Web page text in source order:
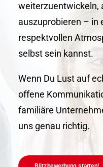
weiterzuentwickeln,
auszuprobieren – in
respektvollen
selbst sein kannst.
Wenn Du Lust auf
offene
familiäre
uns genau richtig.